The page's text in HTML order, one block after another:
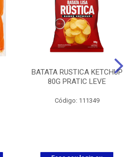
BATATA RUSTICA KETCHUP
80G PRATIC LEVE
Código: 111349